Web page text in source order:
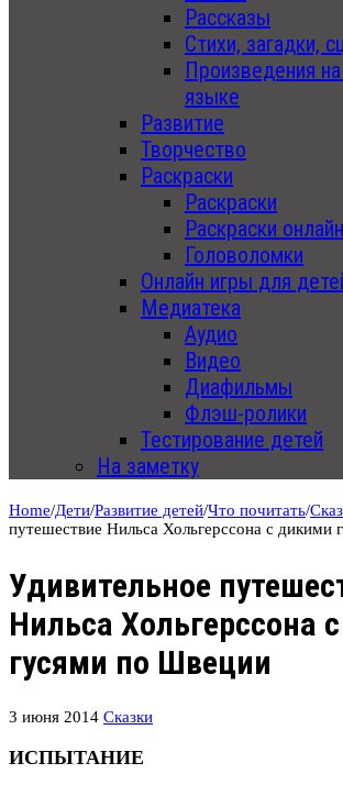
Рассказы
Стихи, загадки,
Произведения
языке
Развитие
Творчество
Раскраски
Раскраски
Раскраски онлайн
Головоломки
Онлайн игры для
Медиатека
Аудио
Видео
Диафильмы
Флэш-ролики
Тестирование детей
На заметку
Home/Дети/Развитие детей/Что почитать/
путешествие Нильса Хольгерссона с
Удивительное
Нильса Хольгерссона
гусями по Швеции
3 июня 2014 Сказки
ИСПЫТАНИЕ